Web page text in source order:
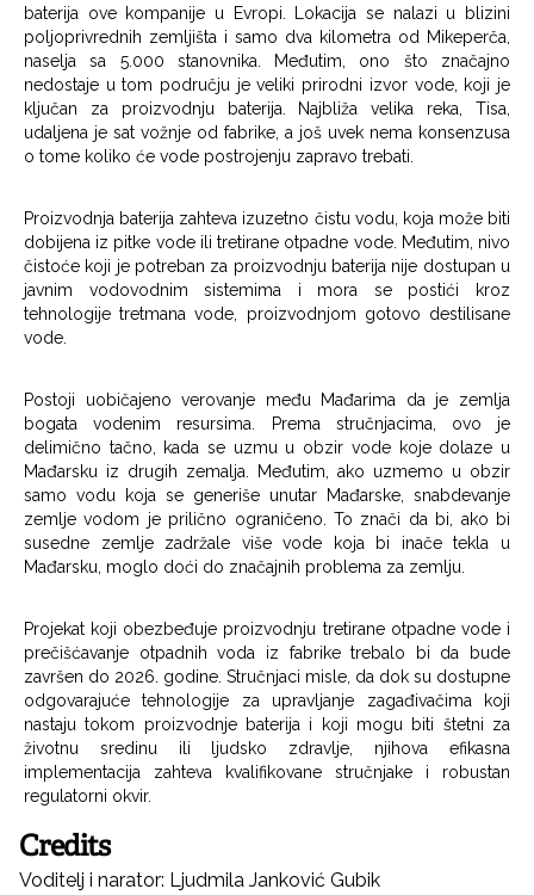
baterija ove kompanije u Evropi. Lokacija se nalazi u blizini
poljoprivrednih zemljišta i samo dva kilometra od Mikeperča,
naselja sa 5.000 stanovnika. Međutim, ono što značajno
nedostaje u tom području je veliki prirodni izvor vode, koji je
ključan za proizvodnju baterija. Najbliža velika reka, Tisa,
udaljena je sat vožnje od fabrike, a još uvek nema konsenzusa
o tome koliko će vode postrojenju zapravo trebati.
Proizvodnja baterija zahteva izuzetno čistu vodu, koja može biti
dobijena iz pitke vode ili tretirane otpadne vode. Međutim, nivo
čistoće koji je potreban za proizvodnju baterija nije dostupan u
javnim vodovodnim sistemima i mora se postići kroz
tehnologije tretmana vode, proizvodnjom gotovo destilisane
vode.
Postoji uobičajeno verovanje među Mađarima da je zemlja
bogata vodenim resursima. Prema stručnjacima, ovo je
delimično tačno, kada se uzmu u obzir vode koje dolaze u
Mađarsku iz drugih zemalja. Međutim, ako uzmemo u obzir
samo vodu koja se generiše unutar Mađarske, snabdevanje
zemlje vodom je prilično ograničeno. To znači da bi, ako bi
susedne zemlje zadržale više vode koja bi inače tekla u
Mađarsku, moglo doći do značajnih problema za zemlju.
Projekat koji obezbeđuje proizvodnju tretirane otpadne vode i
prečišćavanje otpadnih voda iz fabrike trebalo bi da bude
završen do 2026. godine. Stručnjaci misle, da dok su dostupne
odgovarajuće tehnologije za upravljanje zagađivačima koji
nastaju tokom proizvodnje baterija i koji mogu biti štetni za
životnu sredinu ili ljudsko zdravlje, njihova efikasna
implementacija zahteva kvalifikovane stručnjake i robustan
regulatorni okvir.
Credits
Voditelj i narator: Ljudmila Janković Gubik